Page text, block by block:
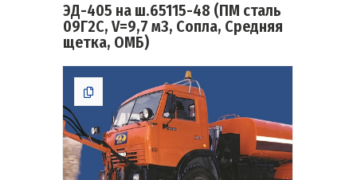
ЭД-405 на ш.65115-48 (ПМ сталь
09Г2С, V=9,7 м3, Сопла, Средняя
щетка, ОМБ)